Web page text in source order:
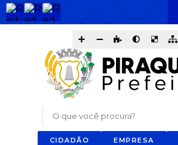
O que você procura?
CIDADÃO EMPRESA